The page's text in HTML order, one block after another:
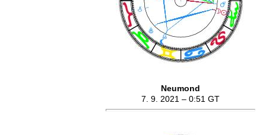
Neumond
7. 9. 2021 – 0:51 GT